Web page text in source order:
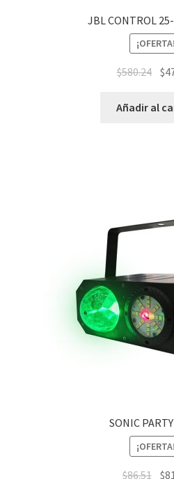
JBL CONTROL
¡OFERTA!
$580.24 $
Añadir al
SONIC
¡OFERTA!
$86.51 $